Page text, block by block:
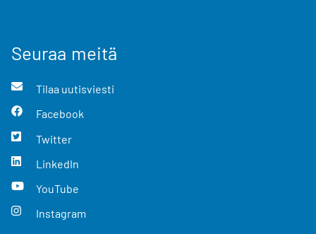
Seuraa meitä
Tilaa uutisviesti
Facebook
Twitter
LinkedIn
YouTube
Instagram